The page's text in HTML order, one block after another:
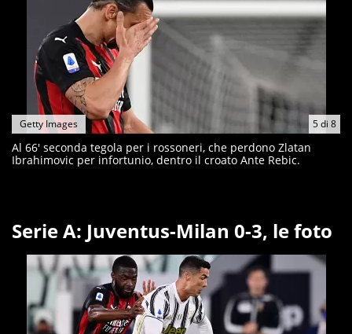
5di 8
Getty Images
Al 66' seconda tegola per i rossoneri, che perdono Zlatan
Ibrahimovic per infortunio, dentro il croato Ante Rebic.
Serie A: Juventus-Milan 0-3, le foto